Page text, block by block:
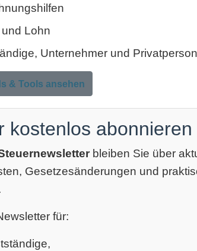
Lohn
Unternehmer und
& Tools ansehen
kostenlos abonnieren
bleiben Sie über
Gesetzesänderungen und
für: